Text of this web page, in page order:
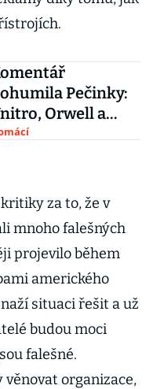
Pečinky:
Orwell a
cíl
za to, že v
mnoho falešných
projevilo během
amerického
situaci řešit a už
budou moci
falešné.
organizace,